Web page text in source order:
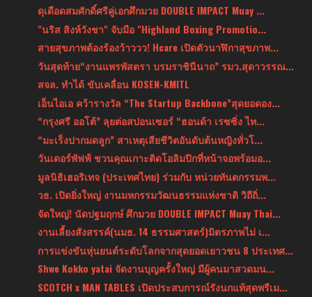
ดุเดือดสมศักดิ์ศรีคู่เอกศึกมวย DOUBLE IMPACT Muay ...
"นริส สิงห์วังชา" จับมือ "Highland Boxing Promotio...
สายสุขภาพต้องร้องว้าววว! Hcare เปิดตัวนาฬิกาสุขภาพ...
วันสุดท้าย“งานแพรพัสตรา บรมราชินีนาถ” รมว.สุดาวรรณ...
สจล. ทำได้ ขับเคลื่อน KOSEN-KMITL
เอ็นไอเอ คว้ารางวัล “The Startup Backbone”สุดยอดอง...
“กรุงศรี ออโต้” ลุยต่อสปอนเซอร์ “ฮอนด้า เรซซิ่ง ไท...
“มะเร็งปากมดลูก” สาเหตุเสียชีวิตอันดับต้นหญิงทั่วโ...
วันเดอร์พัฟฟ์ ชวนคุณเกาะติดโอลิมปิกที่หน้าจอพร้อมอ...
มูลนิธิเฮอริเทจ (ประเทศไทย) ร่วมกับ หน่วยทันตกรรมพ...
วธ. เปิดยิ่งใหญ่ งานมหกรรมวัฒนธรรมแห่งชาติ วิถีถิ่...
จัดใหญ่! นัดปฐมฤกษ์ ศึกมวย DOUBLE IMPACT Muay Thai...
งานเลี้ยงสังสรรค์(นมธ. 14 ธรรมศาสตร์)มิตรภาพไม่ เ...
การแข่งขันหุ่นยนต์ระดับโลกจากสุดยอดเยาวชน 8 ประเทศ...
Shwe Kokko yatai จัดงานบุญครั้งใหญ่ มีผู้คนมาสวดมน...
SCOTCH x MAN TABLES เปิดประสบการณ์รังนกแท้สุดพรีเม...